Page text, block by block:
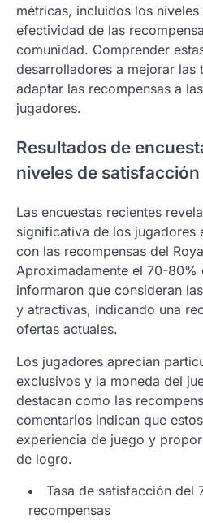
métricas, incluidos los
efectividad de las
comunidad. Comprender
desarrolladores a mejorar las
adaptar las recompensas a
jugadores.
Resultados de
niveles de
Las encuestas recientes
significativa de los jugadores
con las recompensas del
Aproximadamente el 70-80%
informaron que consideran
y atractivas, indicando una
ofertas actuales.
Los jugadores aprecian
exclusivos y la moneda del
destacan como las
comentarios indican que
experiencia de juego y
de logro.
Tasa de satisfacción del
recompensas